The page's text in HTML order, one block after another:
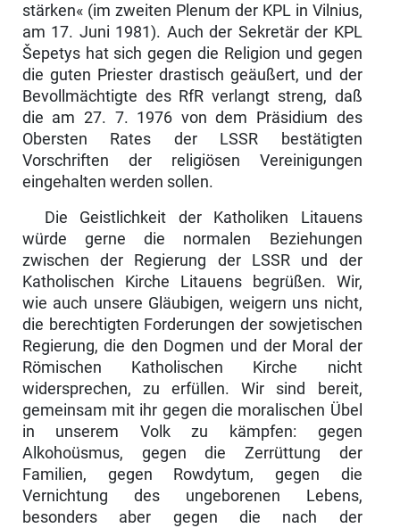
stärken« (im zweiten Plenum der KPL in Vilnius,
am 17. Juni 1981). Auch der Sekre­tär der KPL
Šepetys hat sich gegen die Religion und gegen
die guten Priester drastisch geäußert, und der
Bevollmächtigte des RfR verlangt streng, daß
die am 27. 7. 1976 von dem Präsidium des
Obersten Rates der LSSR bestätigten
Vorschriften der religiösen Vereinigungen
eingehalten werden sollen.
Die Geistlichkeit der Katholiken Litauens
würde gerne die normalen Be­ziehungen
zwischen der Regierung der LSSR und der
Katholischen Kirche Litauens begrüßen. Wir,
wie auch unsere Gläubigen, weigern uns nicht,
die berechtigten Forderungen der sowjetischen
Regierung, die den Dogmen und der Moral der
Römischen Katholischen Kirche nicht
widersprechen, zu erfüllen. Wir sind bereit,
gemeinsam mit ihr gegen die moralischen Übel
in unserem Volk zu kämpfen: gegen
Alkohoüsmus, gegen die Zerrüttung der
Familien, gegen Rowdytum, gegen die
Vernichtung des ungeborenen Lebens,
besonders aber gegen die nach der